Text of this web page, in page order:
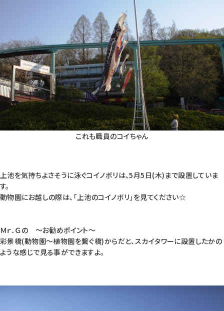
これも職員のコイちゃん
上池を気持ちよさそうに泳ぐコイノボリは、5月5日(木)まで設置していま
す。
動物園にお越しの際は、「上池のコイノボリ」を見てください☆
Ｍｒ．Ｇの 〜お勧めポイント〜
彩景橋(動物園〜植物園を繋ぐ橋)からだと、スカイタワーに設置したかの
ような感じで見る事ができますよ。